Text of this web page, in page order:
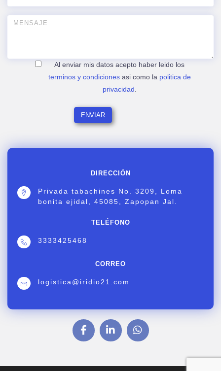
DIRECCIÓN
Privada tabachines No. 3209, Loma
bonita ejidal, 45085, Zapopan Jal.
TELÉFONO
3333425468
CORREO
logistica@iridio21.com
Al enviar mis datos acepto haber leido los
terminos y condicionesasi como la politica de
privacidad